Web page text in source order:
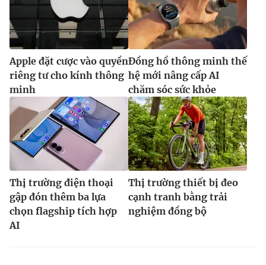
® Cấm sao chép dưới mọi hình thức nếu không có sự chấp
thuận bằng văn bản. Ghi rõ nguồn VTV.vn khi phát hành lại
thông tin từ website này.
Apple đặt cược vào quyền
riêng tư cho kính thông
minh
Đồng hồ thông minh thế
hệ mới nâng cấp AI
chăm sóc sức khỏe
Thị trường điện thoại
gập đón thêm ba lựa
chọn flagship tích hợp
AI
Thị trường thiết bị đeo
cạnh tranh bằng trải
nghiệm đồng bộ